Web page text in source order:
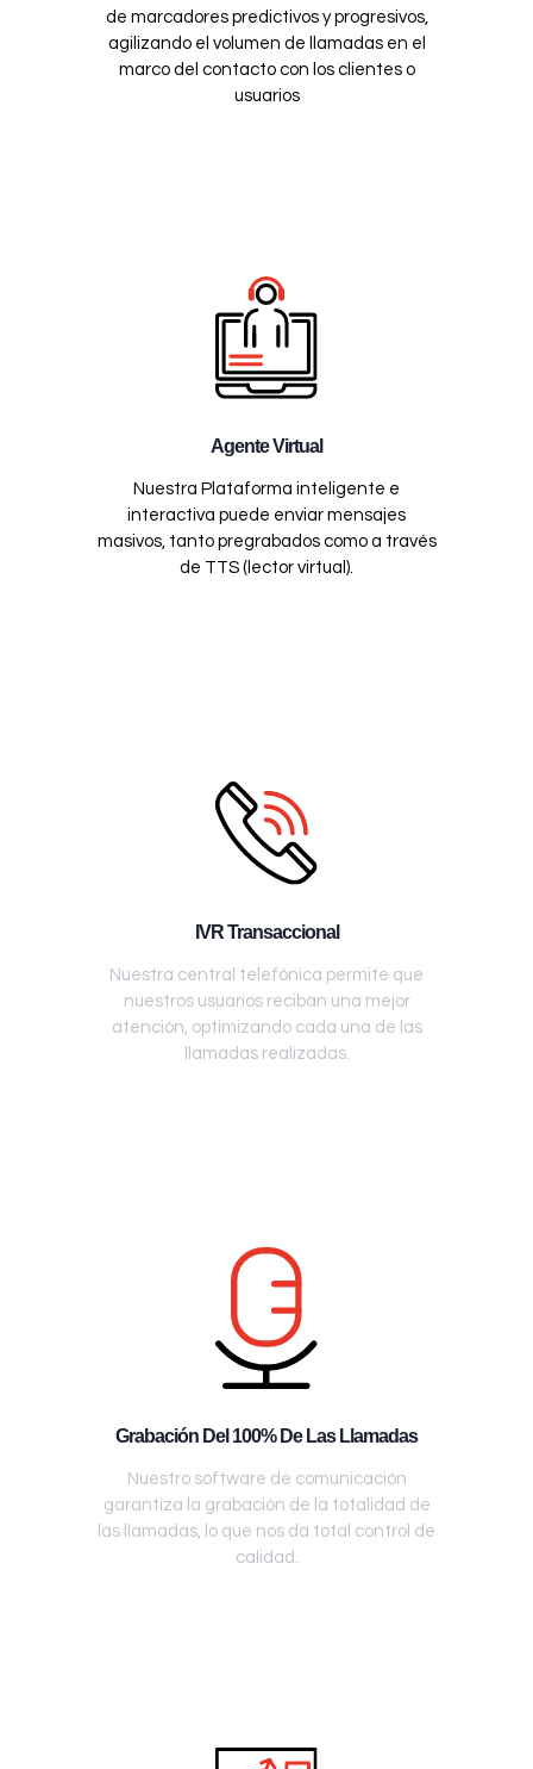
de marcadores predictivos y progresivos,
agilizando el volumen de llamadas en el
marco del contacto con los clientes o
usuarios
Agente Virtual
Nuestra Plataforma inteligente e
interactiva puede enviar mensajes
masivos, tanto pregrabados como a través
de TTS (lector virtual).
IVR Transaccional
Nuestra central telefónica permite que
nuestros usuarios reciban una mejor
atención, optimizando cada una de las
llamadas realizadas.
Grabación Del 100% De Las Llamadas
Nuestro software de comunicación
garantiza la grabación de la totalidad de
las llamadas, lo que nos da total control de
calidad.